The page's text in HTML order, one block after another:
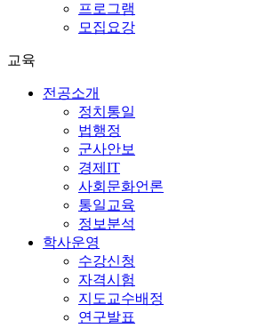
프로그램
모집요강
교육
전공소개
정치통일
법행정
군사안보
경제IT
사회문화언론
통일교육
정보분석
학사운영
수강신청
자격시험
지도교수배정
연구발표